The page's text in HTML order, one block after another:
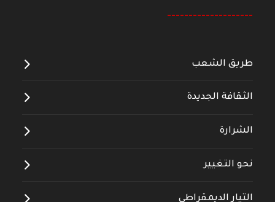
--------------------
طريق الشعب
الثقافة الجديدة
الشرارة
نحو التغيير
التيار الديمقراطي